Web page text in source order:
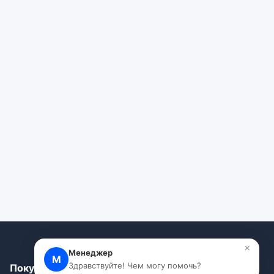
Покупателям
М
Менеджер
Здравствуйте! Чем могу помочь?
×